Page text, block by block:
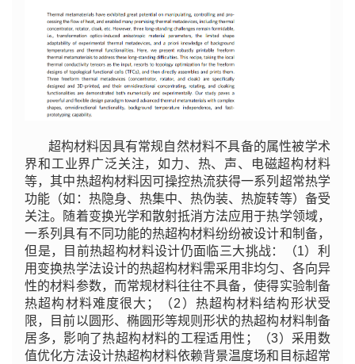
超构材料因具有常规自然材料不具备的属性被学术
界和工业界广泛关注，如力、热、声、电磁超构材料
等，其中热超构材料因可操控热流获得一系列超常热学
功能（如：热隐身、热集中、热伪装、热旋转等）备受
关注。随着变换光学和散射抵消方法应用于热学领域，
一系列具有不同功能的热超构材料纷纷被设计和制备，
但是，目前热超构材料设计仍面临三大挑战：（1）利
用变换热学法设计的热超构材料需采用非均匀、各向异
性的材料参数，而常规材料往往不具备，使得实验制备
热超构材料难度很大；（2）热超构材料结构形状受
限，目前以圆形、椭圆形等规则形状的热超构材料制备
居多，影响了热超构材料的工程适用性；（3）采用数
值优化方法设计热超构材料依赖背景温度场和目标超常